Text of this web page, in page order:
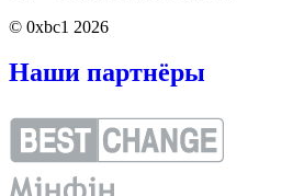
© 0xbc1 2026
Наши партнёры